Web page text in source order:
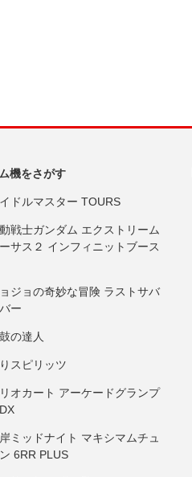
機をさがす
ドルマスター TOURS
戦士ガンダム エクストリーム
サス２ インフィニットブース
ジョの奇妙な冒険 ラストサバ
ー
の達人
スピリッツ
オカート アーケードグランプ
ミッドナイト マキシマムチュ
6RR PLUS